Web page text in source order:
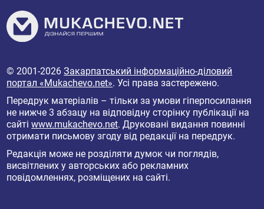
© 2001-2026Закарпатський інформаційно-діловий
портал «Mukachevo.net». Усі права застережено.
Передрук матеріалів – тільки за умови гіперпосилання
не нижче 3 абзацу на відповідну сторінку публікації на
сайтіwww.mukachevo.net. Друковані видання повинні
отримати письмову згоду від редакції на передрук.
Редакція може не розділяти думок чи поглядів,
висвітлених у авторських або рекламних
повідомленнях, розміщених на сайті.